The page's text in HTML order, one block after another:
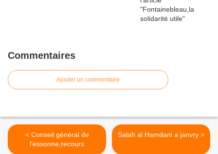
Commentaires
Ajouter un commentaire
< Conseil général de
l'essonne,recours
Salah al Hamdani a janvry >